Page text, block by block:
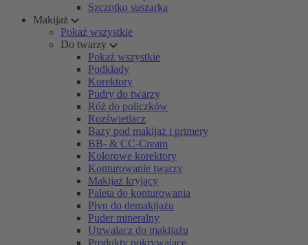
Szczotko suszarka
Makijaż
Pokaż wszystkie
Do twarzy
Pokaż wszystkie
Podkłady
Korektory
Pudry do twarzy
Róż do policzków
Rozświetlacz
Bazy pod makijaż i primery
BB- & CC-Cream
Kolorowe korektory
Konturowanie twarzy
Makijaż kryjący
Paleta do konturowania
Płyn do demakijażu
Puder mineralny
Utrwalacz do makijażu
Produkty pokrywające